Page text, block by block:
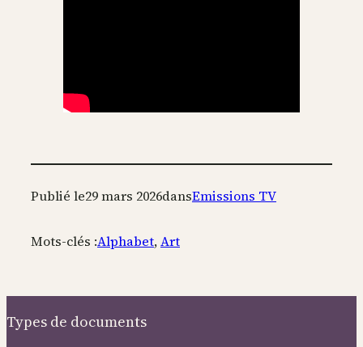
Publié le29 mars 2026dansEmissions TV
Mots-clés :Alphabet, Art
Types de documents